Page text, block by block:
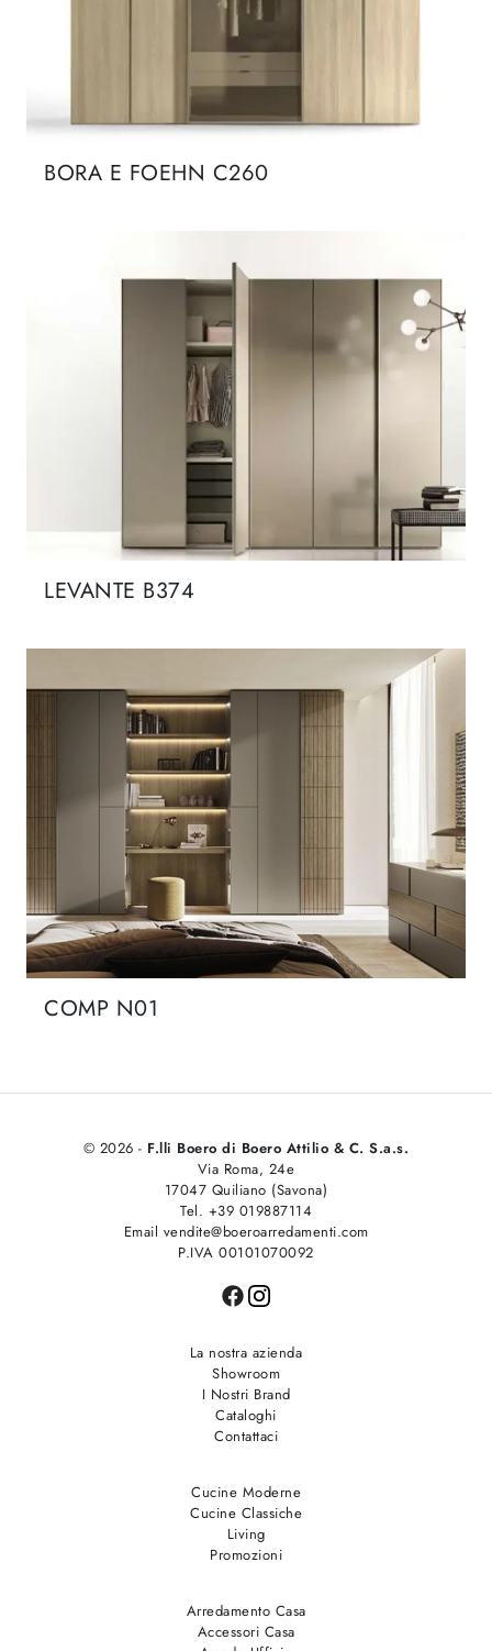
BORA E FOEHN C260
LEVANTE B374
COMP N01
© 2026 - F.lli Boero di Boero Attilio & C. S.a.s.
Via Roma, 24e
17047 Quiliano (Savona)
Tel. +39 019887114
Email vendite@boeroarredamenti.com
P.IVA 00101070092
La nostra azienda
Showroom
I Nostri Brand
Cataloghi
Contattaci
Cucine Moderne
Cucine Classiche
Living
Promozioni
Arredamento Casa
Accessori Casa